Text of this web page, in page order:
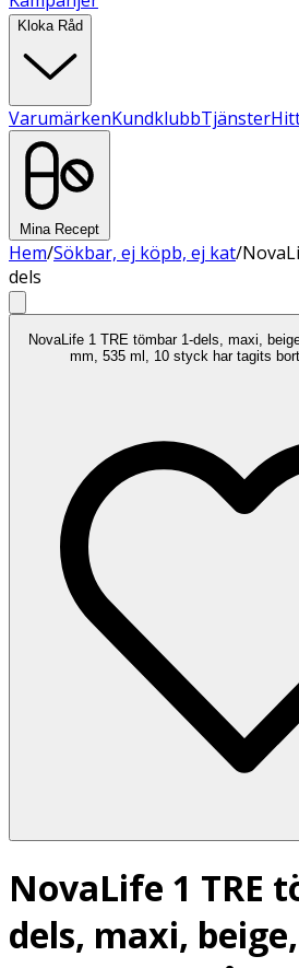
Kloka Råd
VarumärkenKundklubbTjänster
Mina Recept
Hem/Sökbar, ej köpb, ej kat/
dels
NovaLife 1 TRE tömbar 1-dels, maxi,
mm, 535 ml, 10 styck har tagits
NovaLife 1 TRE
dels, maxi, beige,